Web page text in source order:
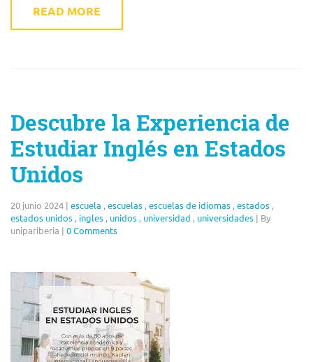
READ MORE
Descubre la Experiencia de
Estudiar Inglés en Estados
Unidos
20 junio 2024 | escuela ,escuelas ,escuelas de idiomas ,estados ,
estados unidos , ingles , unidos , universidad , universidades | By
unipariberia | 0 Comments